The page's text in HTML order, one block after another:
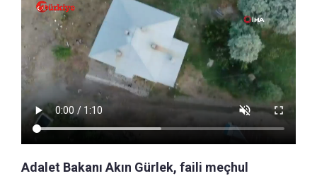
Adalet Bakanı Akın Gürlek, faili meçhul